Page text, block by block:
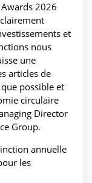
2026
et
nous
une
articles de
possible et
circulaire
Director
Group.
annuelle
les